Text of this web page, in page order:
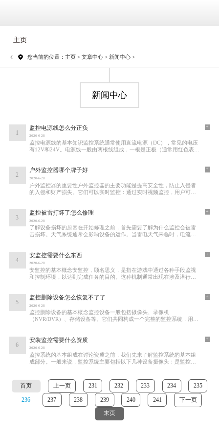
主页
您当前的位置： 主页> 文章中心> 新闻中心>
新闻中心
1
监控电源线怎么分正负
2020-6-28
监控电源线的基本知识监控系统通常使用直流电源（DC），常见的电压
有12V和24V。电源线一般由两根线组成，一根是正极（通常用红色表
+
2
户外监控器哪个牌子好
2020-6-28
户外监控器的重要性户外监控器的主要功能是提高安全性，防止入侵者
的入侵和财产损失。它们可以实时监控：通过实时视频监控，用户可以
+
3
监控被雷打坏了怎么修理
2020-6-28
了解设备损坏的原因在开始修理之前，首先需要了解为什么监控会被雷
击损坏。天气系统通常会影响设备的运作。当雷电天气来临时，电流强
+
4
安监控需要什么东西
2020-6-28
安监控的基本概念安监控，顾名思义，是指在游戏中通过各种手段监视
和控制环境，以达到完成任务的目的。这种机制通常出现在涉及潜行、
+
5
监控删除设备怎么恢复不了了
2020-6-28
监控删除设备的基本概念监控设备一般包括摄像头、录像机
（NVR/DVR）、存储设备等。它们共同构成一个完整的监控系统，用于
+
6
安装监控需要什么资质
2020-6-28
监控系统的基本组成在讨论资质之前，我们先来了解监控系统的基本组
成部分。一般来说，监控系统主要包括以下几种设备摄像头：是监控系
+
首页 上一页 231 232 233 234 235
236 237 238 239 240 241
下一页
末页